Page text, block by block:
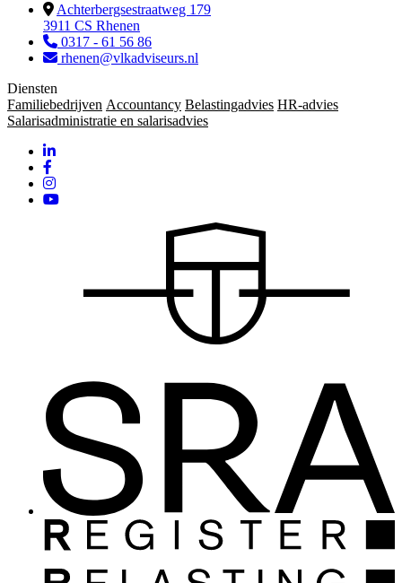
Achterbergsestraatweg 179
3911 CS Rhenen
0317 - 61 56 86
rhenen@vlkadviseurs.nl
Diensten
Familiebedrijven Accountancy Belastingadvies HR-advies
Salarisadministratie en salarisadvies